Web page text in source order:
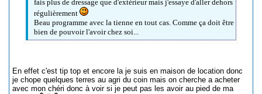
fais plus de dressage que d'extérieur mais j'essaye d'aller dehors
régulièrement
Beau programme avec la tienne en tout cas. Comme ça doit être
bien de pouvoir l'avoir chez soi...
En effet c'est tip top et encore la je suis en maison de location donc
je chope quelques terres au agri du coin mais on cherche a acheter
avec mon chéri donc à voir si je peut pas les avoir au pied de ma